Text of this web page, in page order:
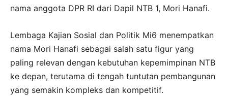
nama anggota DPR RI dari Dapil NTB 1, Mori Hanafi.
Lembaga Kajian Sosial dan Politik Mi6 menempatkan
nama Mori Hanafi sebagai salah satu figur yang
paling relevan dengan kebutuhan kepemimpinan NTB
ke depan, terutama di tengah tuntutan pembangunan
yang semakin kompleks dan kompetitif.